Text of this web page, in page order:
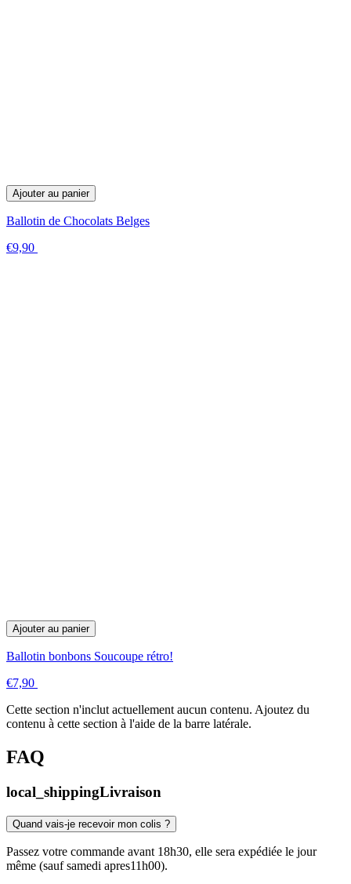
Ajouter au panier
Ballotin de Chocolats Belges
€9,90
Ajouter au panier
Ballotin bonbons Soucoupe rétro!
€7,90
Cette section n'inclut actuellement aucun contenu. Ajoutez du
contenu à cette section à l'aide de la barre latérale.
FAQ
local_shippingLivraison
Quand vais-je recevoir mon colis ?
Passez votre commande avant 18h30, elle sera expédiée le jour
même (sauf samedi apres11h00).